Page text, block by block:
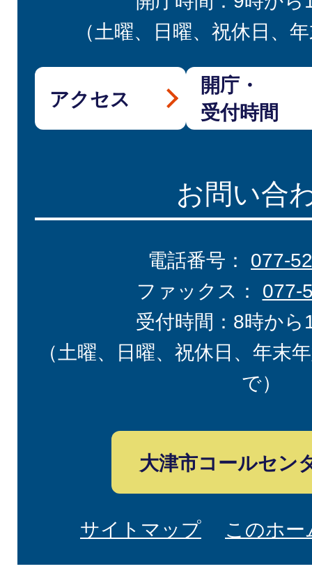
（土曜、日曜、祝休日、
アクセス
開庁・
受付時間
お問い合
電話番号： 077-
ファックス： 077-
受付時間：8時から
（土曜、日曜、祝休日、年末
で）
大津市コールセン
サイトマップ このホ